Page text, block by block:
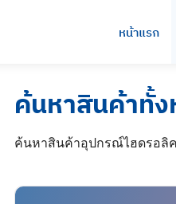
หน้าแรก
ค้นหาสินค้าทั้
ค้นหาสินค้าอุปกรณ์ไฮดรอลิค